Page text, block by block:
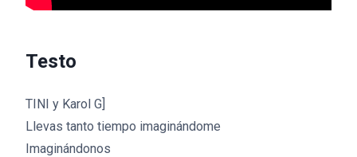
Testo
TINI y Karol G]
Llevas tanto tiempo imaginándome
Imaginándonos